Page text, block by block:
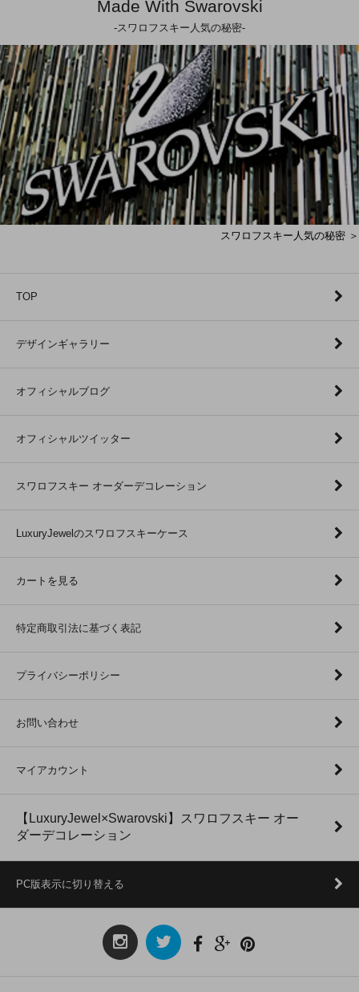
Made With Swarovski
-スワロフスキー人気の秘密-
スワロフスキー人気の秘密 ＞
TOP
デザインギャラリー
オフィシャルブログ
オフィシャルツイッター
スワロフスキー オーダーデコレーション
LuxuryJewelのスワロフスキーケース
カートを見る
特定商取引法に基づく表記
プライバシーポリシー
お問い合わせ
マイアカウント
【LuxuryJewel×Swarovski】スワロフスキー オー
ダーデコレーション
PC版表示に切り替える